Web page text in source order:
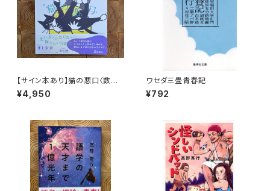
【サイン本あり】猫の悪口〈数量
限定・オリジナルトート付き〉
¥4,950
ワセダ三畳青春記
¥792